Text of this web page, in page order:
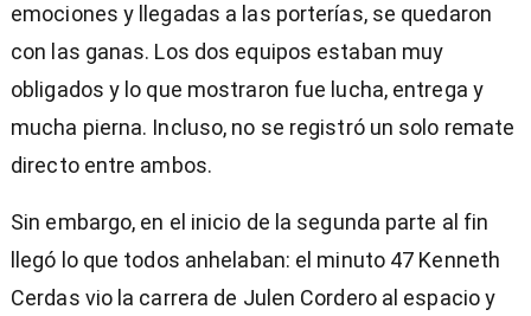
emociones y llegadas a las porterías, se quedaron
con las ganas. Los dos equipos estaban muy
obligados y lo que mostraron fue lucha, entrega y
mucha pierna. Incluso, no se registró un solo remate
directo entre ambos.
Sin embargo, en el inicio de la segunda parte al fin
llegó lo que todos anhelaban: el minuto 47 Kenneth
Cerdas vio la carrera de Julen Cordero al espacio y